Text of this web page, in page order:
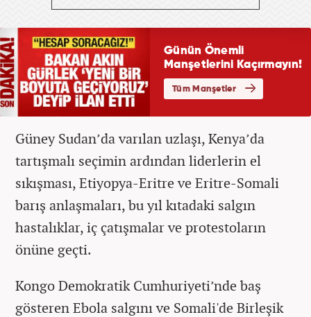
Güney Sudan’da varılan uzlaşı, Kenya’da
tartışmalı seçimin ardından liderlerin el
sıkışması, Etiyopya-Eritre ve Eritre-Somali
barış anlaşmaları, bu yıl kıtadaki salgın
hastalıklar, iç çatışmalar ve protestoların
önüne geçti.
Kongo Demokratik Cumhuriyeti’nde baş
gösteren Ebola salgını ve Somali'de Birleşik